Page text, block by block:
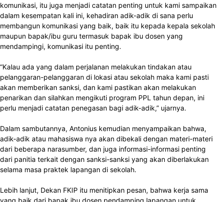
komunikasi, itu juga menjadi catatan penting untuk kami sampaikan
dalam kesempatan kali ini, kehadiran adik-adik di sana perlu
membangun komunikasi yang baik, baik itu kepada kepala sekolah
maupun bapak/ibu guru termasuk bapak ibu dosen yang
mendampingi, komunikasi itu penting.
“Kalau ada yang dalam perjalanan melakukan tindakan atau
pelanggaran-pelanggaran di lokasi atau sekolah maka kami pasti
akan memberikan sanksi, dan kami pastikan akan melakukan
penarikan dan silahkan mengikuti program PPL tahun depan, ini
perlu menjadi catatan penegasan bagi adik-adik,” ujarnya.
Dalam sambutannya, Antonius kemudian menyampaikan bahwa,
adik-adik atau mahasiswa nya akan dibekali dengan materi-materi
dari beberapa narasumber, dan juga informasi-informasi penting
dari panitia terkait dengan sanksi-sanksi yang akan diberlakukan
selama masa praktek lapangan di sekolah.
Lebih lanjut, Dekan FKIP itu menitipkan pesan, bahwa kerja sama